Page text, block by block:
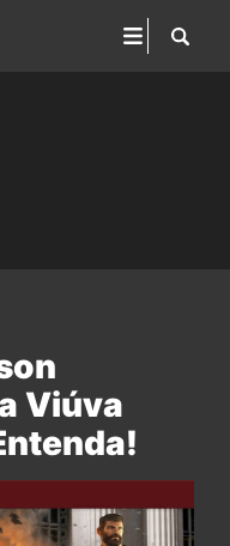
Viúva